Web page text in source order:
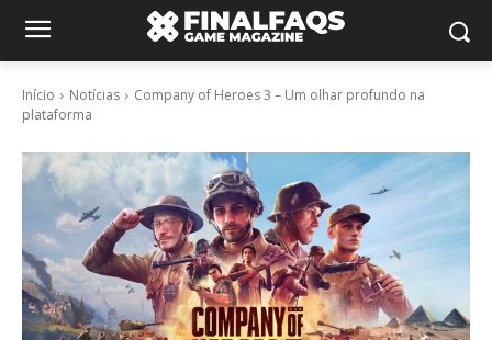
Início Notícias
Company of Heroes 3 – Um olhar profundo na
plataforma